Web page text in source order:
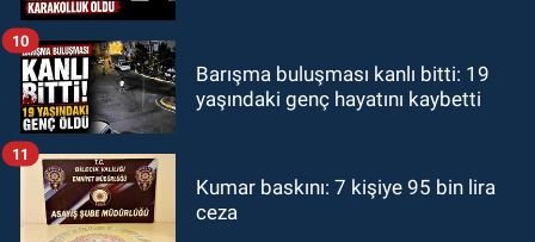
Barışma buluşması kanlı bitti: 19
yaşındaki genç hayatını kaybetti
10
Kumar baskını: 7 kişiye 95 bin lira
ceza
11